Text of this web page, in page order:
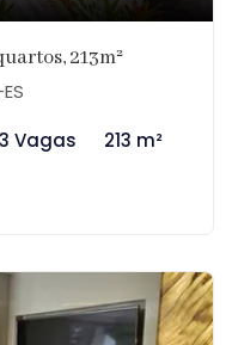
213m²
3 Vagas 213 m²